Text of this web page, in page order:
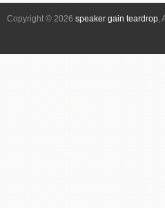
シ
ン
Copyright © 2026 speaker gain teardrop,